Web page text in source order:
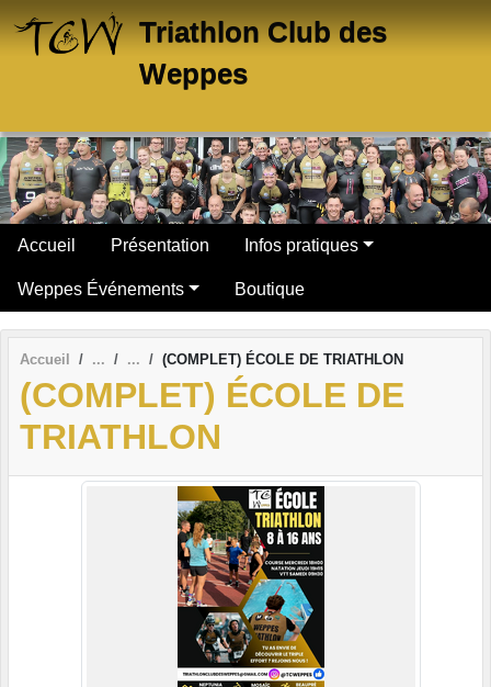
Triathlon Club des
Weppes
Accueil Présentation Infos pratiques
Weppes Événements Boutique
Accueil (COMPLET) ÉCOLE DE TRIATHLON
(COMPLET) ÉCOLE DE
TRIATHLON
Panneau de gestion des cookies